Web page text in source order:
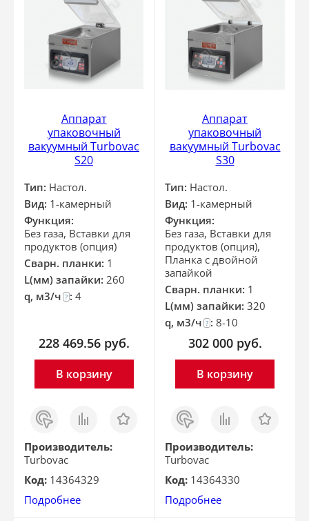
Аппарат
упаковочный
вакуумный Turbovac
S20
Тип: Настол.
Вид: 1-камерный
Функция:
Без газа, Вставки для
продуктов (опция)
Сварн. планки: 1
L(мм) запайки: 260
q, м3/ч ? : 4
228 469.56 руб.
В корзину
Заказ
в 1
клик
Сравнить Отложить
Производитель:
Turbovac
Код: 14364329
Подробнее
Аппарат
упаковочный
вакуумный Turbovac
S30
Тип: Настол.
Вид: 1-камерный
Функция:
Без газа, Вставки для
продуктов (опция),
Планка с двойной
запайкой
Сварн. планки: 1
L(мм) запайки: 320
q, м3/ч ? : 8-10
302 000 руб.
В корзину
Заказ
в 1
клик
Сравнить Отложить
Производитель:
Turbovac
Код: 14364330
Подробнее